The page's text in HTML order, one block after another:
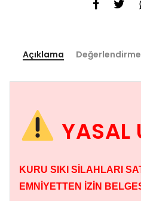
Açıklama
YASAL
KURU SIKI SİLAHLARI
EMNİYETTEN İZİN